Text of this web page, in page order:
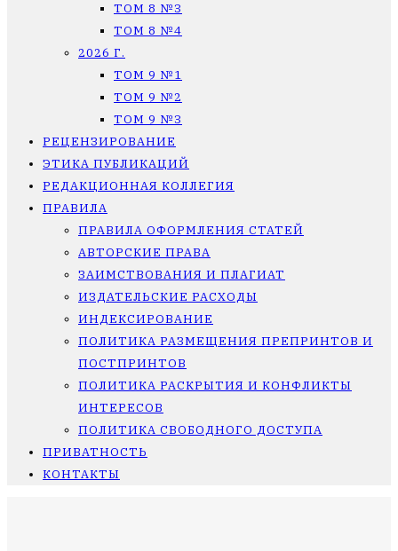
ТОМ 8 №3
ТОМ 8 №4
2026 Г.
ТОМ 9 №1
ТОМ 9 №2
ТОМ 9 №3
РЕЦЕНЗИРОВАНИЕ
ЭТИКА ПУБЛИКАЦИЙ
РЕДАКЦИОННАЯ КОЛЛЕГИЯ
ПРАВИЛА
ПРАВИЛА ОФОРМЛЕНИЯ СТАТЕЙ
АВТОРСКИЕ ПРАВА
ЗАИМСТВОВАНИЯ И ПЛАГИАТ
ИЗДАТЕЛЬСКИЕ РАСХОДЫ
ИНДЕКСИРОВАНИЕ
ПОЛИТИКА РАЗМЕЩЕНИЯ ПРЕПРИНТОВ И
ПОСТПРИНТОВ
ПОЛИТИКА РАСКРЫТИЯ И КОНФЛИКТЫ
ИНТЕРЕСОВ
ПОЛИТИКА СВОБОДНОГО ДОСТУПА
ПРИВАТНОСТЬ
КОНТАКТЫ